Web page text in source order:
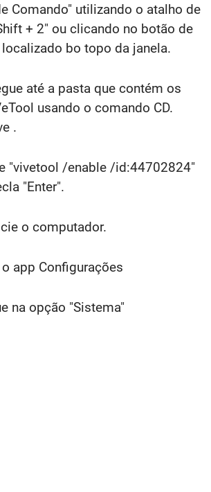
Comando" utilizando o atalho de
+ 2" ou clicando no botão de
bo topo da janela.
até a pasta que contém os
usando o comando CD.
.
"vivetool /enable /id:44702824"
"Enter".
o computador.
app Configurações
na opção "Sistema"